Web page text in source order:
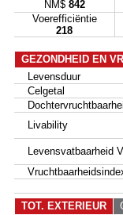
NM$ 842
Voerefficiëntie
218
GEZONDHEID EN
Levensduur
Celgetal
Livability
Levensvatbaarheid
TOT. EXTERIEUR